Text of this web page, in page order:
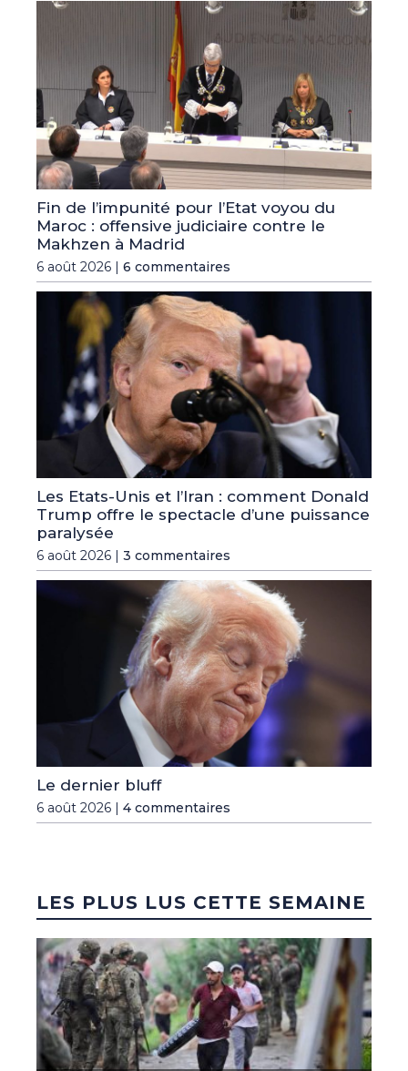
Fin de l’impunité pour l’Etat voyou du
Maroc : offensive judiciaire contre le
Makhzen à Madrid
6 août 2026 | 6 commentaires
Les Etats-Unis et l’Iran : comment Donald
Trump offre le spectacle d’une puissance
paralysée
6 août 2026 | 3 commentaires
Le dernier bluff
6 août 2026 | 4 commentaires
LES PLUS LUS CETTE SEMAINE